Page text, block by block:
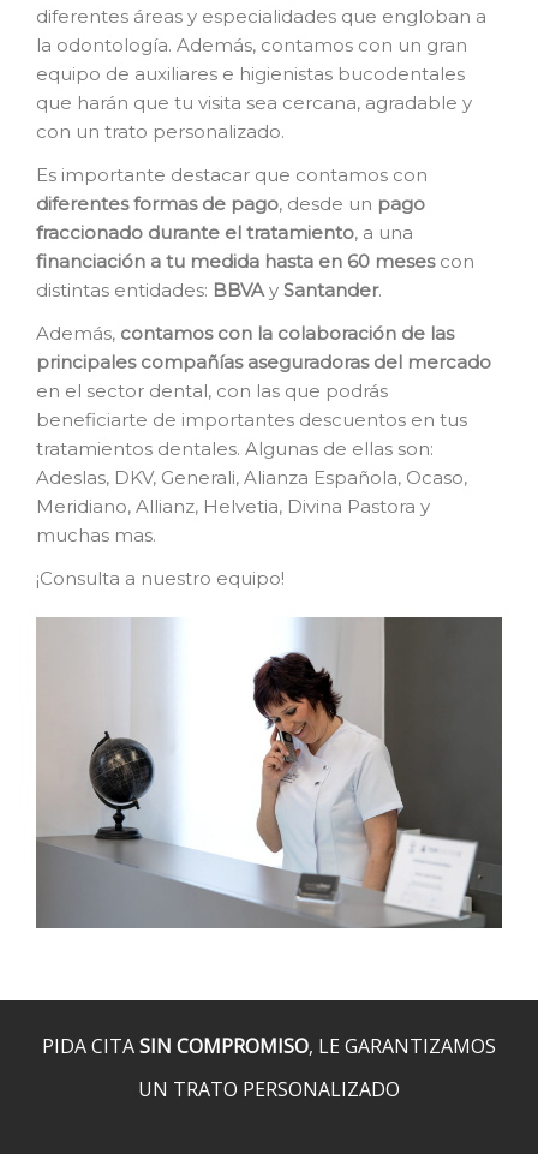
diferentes áreas y especialidades que engloban a
la odontología. Además, contamos con un gran
equipo de auxiliares e higienistas bucodentales
que harán que tu visita sea cercana, agradable y
con un trato personalizado.
Es importante destacar que contamos con
diferentes formas de pago, desde un pago
fraccionado durante el tratamiento, a una
financiación a tu medida hasta en 60 mesescon
distintas entidades: BBVAy Santander.
Además, contamos con la colaboración de las
principales compañías aseguradoras del mercado
en el sector dental, con las que podrás
beneficiarte de importantes descuentos en tus
tratamientos dentales. Algunas de ellas son:
Adeslas, DKV, Generali, Alianza Española, Ocaso,
Meridiano, Allianz, Helvetia, Divina Pastora y
muchas mas.
¡Consulta a nuestro equipo!
PIDA CITASIN COMPROMISO, LE GARANTIZAMOS
UN TRATO PERSONALIZADO